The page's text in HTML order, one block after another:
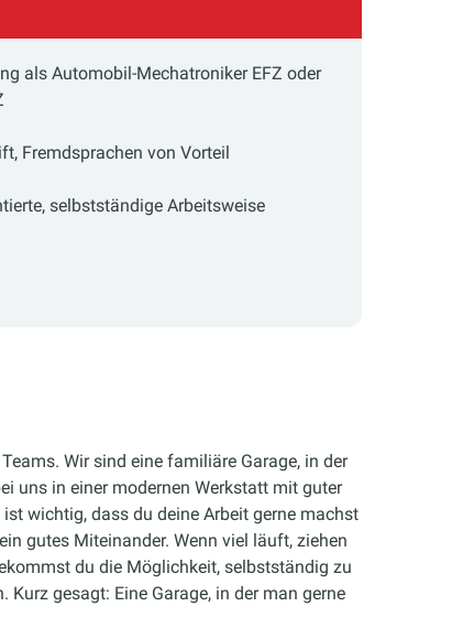
als Automobil-Mechatroniker EFZ oder
Fremdsprachen von Vorteil
selbstständige Arbeitsweise
Wir sind eine familiäre Garage, in der
uns in einer modernen Werkstatt mit guter
wichtig, dass du deine Arbeit gerne machst
gutes Miteinander. Wenn viel läuft, ziehen
du die Möglichkeit, selbstständig zu
gesagt: Eine Garage, in der man gerne